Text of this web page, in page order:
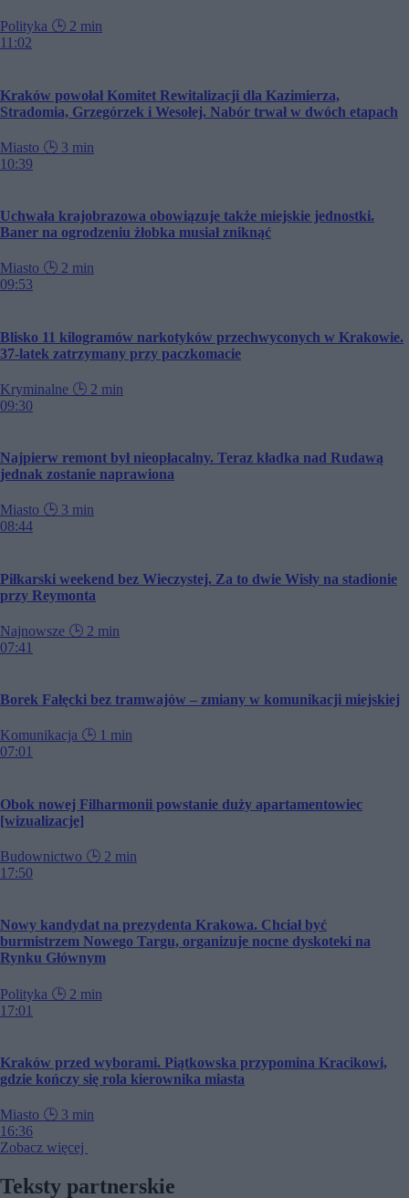
Polityka 🕒 2 min
11:02
Kraków powołał Komitet Rewitalizacji dla Kazimierza,
Stradomia, Grzegórzek i Wesołej. Nabór trwał w dwóch etapach
Miasto 🕒 3 min
10:39
Uchwała krajobrazowa obowiązuje także miejskie jednostki.
Baner na ogrodzeniu żłobka musiał zniknąć
Miasto 🕒 2 min
09:53
Blisko 11 kilogramów narkotyków przechwyconych w Krakowie.
37-latek zatrzymany przy paczkomacie
Kryminalne 🕒 2 min
09:30
Najpierw remont był nieopłacalny. Teraz kładka nad Rudawą
jednak zostanie naprawiona
Miasto 🕒 3 min
08:44
Piłkarski weekend bez Wieczystej. Za to dwie Wisły na stadionie
przy Reymonta
Najnowsze 🕒 2 min
07:41
Borek Fałęcki bez tramwajów – zmiany w komunikacji miejskiej
Komunikacja 🕒 1 min
07:01
Obok nowej Filharmonii powstanie duży apartamentowiec
[wizualizacje]
Budownictwo 🕒 2 min
17:50
Nowy kandydat na prezydenta Krakowa. Chciał być
burmistrzem Nowego Targu, organizuje nocne dyskoteki na
Rynku Głównym
Polityka 🕒 2 min
17:01
Kraków przed wyborami. Piątkowska przypomina Kracikowi,
gdzie kończy się rola kierownika miasta
Miasto 🕒 3 min
16:36
Zobacz więcej
Teksty partnerskie